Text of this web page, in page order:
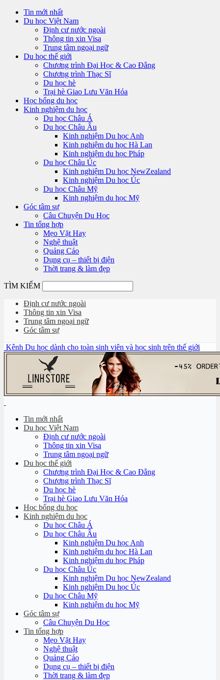
Tin mới nhất
Du học Việt Nam
Định cư nước ngoài
Thông tin xin Visa
Trung tâm ngoại ngữ
Du học thế giới
Chương trình Đại Học & Cao Đẳng
Chương trình Thạc Sĩ
Du học hè
Trại hè Giao Lưu Văn Hóa
Học bổng du học
Kinh nghiệm du học
Du học Châu Á
Du học Châu Âu
Kinh nghiệm Du học Anh
Kinh nghiệm du học Hà Lan
Kinh nghiệm du học Pháp
Du học Châu Úc
Kinh nghiệm Du học NewZealand
Kinh nghiệm Du học Úc
Du học Châu Mỹ
Kinh nghiệm du học Mỹ
Góc tâm sự
Câu Chuyện Du Học
Tin tổng hợp
Mẹo Vặt Hay
Nghệ thuật
Quảng Cáo
Dụng cụ – thiết bị điện
Thời trang & làm đẹp
TÌM KIẾM
Định cư nước ngoài
Thông tin xin Visa
Trung tâm ngoại ngữ
Góc tâm sự
Kênh Du học dành cho toàn sinh viên và học sinh trên thế giới
Tin mới nhất
Du học Việt Nam
Định cư nước ngoài
Thông tin xin Visa
Trung tâm ngoại ngữ
Du học thế giới
Chương trình Đại Học & Cao Đẳng
Chương trình Thạc Sĩ
Du học hè
Trại hè Giao Lưu Văn Hóa
Học bổng du học
Kinh nghiệm du học
Du học Châu Á
Du học Châu Âu
Kinh nghiệm Du học Anh
Kinh nghiệm du học Hà Lan
Kinh nghiệm du học Pháp
Du học Châu Úc
Kinh nghiệm Du học NewZealand
Kinh nghiệm Du học Úc
Du học Châu Mỹ
Kinh nghiệm du học Mỹ
Góc tâm sự
Câu Chuyện Du Học
Tin tổng hợp
Mẹo Vặt Hay
Nghệ thuật
Quảng Cáo
Dụng cụ – thiết bị điện
Thời trang & làm đẹp